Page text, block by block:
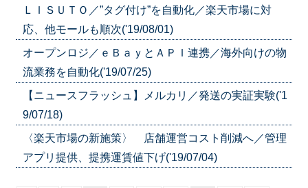
ＬＩＳＵＴＯ／”タグ付け”を自動化／楽天市場に対
応、他モールも順次('19/08/01)
オープンロジ／ｅＢａｙとＡＰＩ連携／海外向けの物
流業務を自動化('19/07/25)
【ニュースフラッシュ】メルカリ／発送の実証実験('1
9/07/18)
〈楽天市場の新施策〉 店舗運営コスト削減へ／管理
アプリ提供、提携運賃値下げ('19/07/04)